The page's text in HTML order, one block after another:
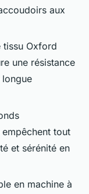
aux
tissu Oxford
une résistance
empêchent tout
et sérénité en
en machine à